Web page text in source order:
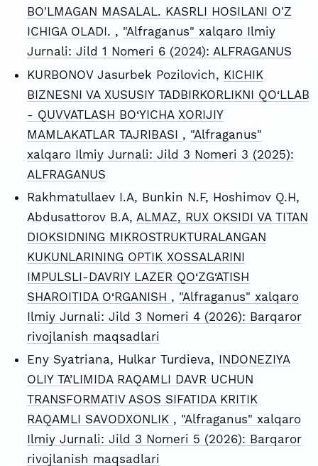
BO'LMAGAN MASALAL. KASRLI HOSILANI O'Z
ICHIGA OLADI. , "Alfraganus" xalqaro Ilmiy
Jurnali: Jild 1 Nomeri 6 (2024): ALFRAGANUS
KURBONOV Jasurbek Pozilovich, KICHIK
BIZNESNI VA XUSUSIY TADBIRKORLIKNI QO‘LLAB
- QUVVATLASH BO‘YICHA XORIJIY
MAMLAKATLAR TAJRIBASI , "Alfraganus"
xalqaro Ilmiy Jurnali: Jild 3 Nomeri 3 (2025):
ALFRAGANUS
Rakhmatullaev I.A, Bunkin N.F, Hoshimov Q.H,
Abdusattorov B.A, ALMAZ, RUX OKSIDI VA TITAN
DIOKSIDNING MIKROSTRUKTURALANGAN
KUKUNLARINING OPTIK XOSSALARINI
IMPULSLI-DAVRIY LAZER QO‘ZG‘ATISH
SHAROITIDA O‘RGANISH , "Alfraganus" xalqaro
Ilmiy Jurnali: Jild 3 Nomeri 4 (2026): Barqaror
rivojlanish maqsadlari
Eny Syatriana, Hulkar Turdieva, INDONEZIYA
OLIY TA’LIMIDA RAQAMLI DAVR UCHUN
TRANSFORMATIV ASOS SIFATIDA KRITIK
RAQAMLI SAVODXONLIK , "Alfraganus" xalqaro
Ilmiy Jurnali: Jild 3 Nomeri 5 (2026): Barqaror
rivojlanish maqsadlari